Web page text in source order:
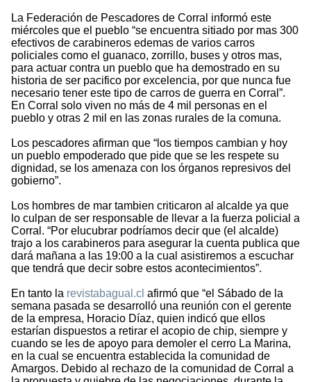
La Federación de Pescadores de Corral informó este
miércoles que el pueblo “se encuentra sitiado por mas 300
efectivos de carabineros edemas de varios carros
policiales como el guanaco, zorrillo, buses y otros mas,
para actuar contra un pueblo que ha demostrado en su
historia de ser pacifico por excelencia, por que nunca fue
necesario tener este tipo de carros de guerra en Corral”.
En Corral solo viven no más de 4 mil personas en el
pueblo y otras 2 mil en las zonas rurales de la comuna.
Los pescadores afirman que “los tiempos cambian y hoy
un pueblo empoderado que pide que se les respete su
dignidad, se los amenaza con los órganos represivos del
gobierno”.
Los hombres de mar tambien criticaron al alcalde ya que
lo culpan de ser responsable de llevar a la fuerza policial a
Corral. “Por elucubrar podríamos decir que (el alcalde)
trajo a los carabineros para asegurar la cuenta publica que
dará mañana a las 19:00 a la cual asistiremos a escuchar
que tendrá que decir sobre estos acontecimientos”.
En tanto la revistabagual.cl afirmó que “el Sábado de la
semana pasada se desarrolló una reunión con el gerente
de la empresa, Horacio Díaz, quien indicó que ellos
estarían dispuestos a retirar el acopio de chip, siempre y
cuando se les de apoyo para demoler el cerro La Marina,
en la cual se encuentra establecida la comunidad de
Amargos. Debido al rechazo de la comunidad de Corral a